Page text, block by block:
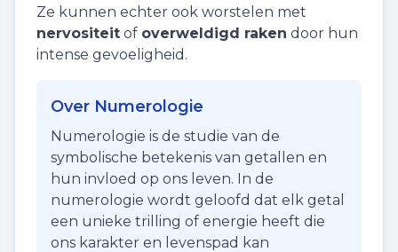
Ze kunnen echter ook worstelen met
nervositeit of overweldigd raken door hun
intense gevoeligheid.
Over Numerologie
Numerologie is de studie van de
symbolische betekenis van getallen en
hun invloed op ons leven. In de
numerologie wordt geloofd dat elk getal
een unieke trilling of energie heeft die
ons karakter en levenspad kan